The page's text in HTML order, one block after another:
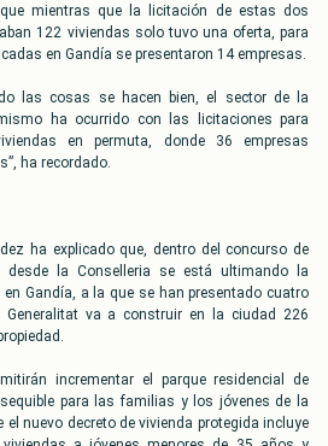
mientras que la licitación de estas dos
122 viviendas solo tuvo una oferta, para
en Gandía se presentaron 14 empresas.
las cosas se hacen bien, el sector de la
ha ocurrido con las licitaciones para
en permuta, donde 36 empresas
ha recordado.
ha explicado que, dentro del concurso de
desde la Conselleria se está ultimando la
Gandía, a la que se han presentado cuatro
va a construir en la ciudad 226
incrementar el parque residencial de
para las familias y los jóvenes de la
el nuevo decreto de vivienda protegida incluye